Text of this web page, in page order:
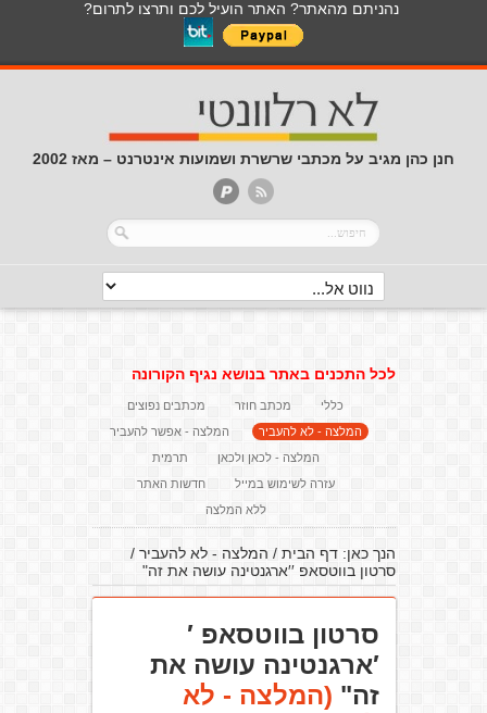
נהניתם מהאתר? האתר הועיל לכם ותרצו לתרום?
חנן כהן מגיב על מכתבי שרשרת ושמועות אינטרנט – מאז 2002
לכל התכנים באתר בנושא נגיף הקורונה
כללי מכתב חוזר
מכתבים נפוצים
המלצה - לא להעביר
המלצה - אפשר להעביר
המלצה - לכאן ולכאן
תרמית
עזרה לשימוש במייל
חדשות האתר
ללא המלצה
הנך כאן:דף הבית / המלצה - לא להעביר /
סרטון בווטסאפ ′′ארגנטינה עושה את זה"
סרטון בווטסאפ ′
′ארגנטינה עושה את
זה" (המלצה - לא